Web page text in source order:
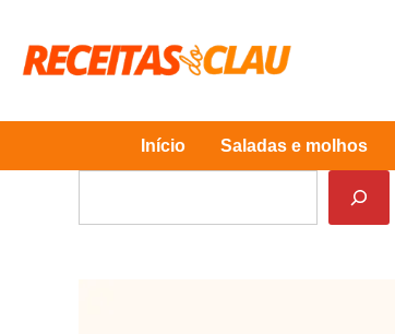
content
Início Saladas e molhos